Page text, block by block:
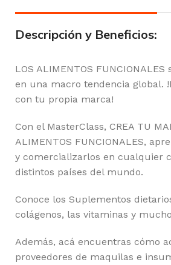
Descripción y Beneficios:
LOS ALIMENTOS
en una macro tendencia global.
con tu propia marca!
Con el MasterClass, CREA TU
ALIMENTOS FUNCIONALES,
y comercializarlos en cualquier
distintos países del mundo.
Conoce los Suplementos
colágenos, las vitaminas y
Además, acá encuentras cómo
proveedores de maquilas e